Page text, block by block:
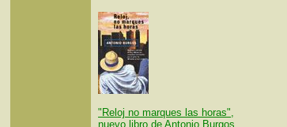
"Reloj no marques las horas",
nuevo libro de Antonio Burgos